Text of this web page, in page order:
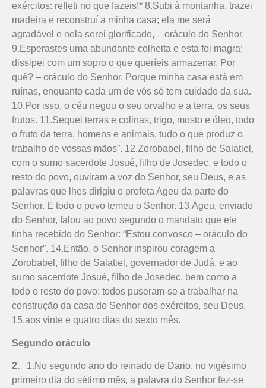
exércitos: refleti no que fazeis!* 8.Subi à montanha, trazei
madeira e reconstruí a minha casa; ela me será
agradável e nela serei glorificado, – oráculo do Senhor.
9.Esperastes uma abundante colheita e esta foi magra;
dissipei com um sopro o que queríeis armazenar. Por
quê? – oráculo do Senhor. Porque minha casa está em
ruínas, enquanto cada um de vós só tem cuidado da sua.
10.Por isso, o céu negou o seu orvalho e a terra, os seus
frutos. 11.Sequei terras e colinas, trigo, mosto e óleo, todo
o fruto da terra, homens e animais, tudo o que produz o
trabalho de vossas mãos”. 12.Zorobabel, filho de Salatiel,
com o sumo sacerdote Josué, filho de Josedec, e todo o
resto do povo, ouviram a voz do Senhor, seu Deus, e as
palavras que lhes dirigiu o profeta Ageu da parte do
Senhor. E todo o povo temeu o Senhor. 13.Ageu, enviado
do Senhor, falou ao povo segundo o mandato que ele
tinha recebido do Senhor: “Estou convosco – oráculo do
Senhor”. 14.Então, o Senhor inspirou coragem a
Zorobabel, filho de Salatiel, governador de Judá, e ao
sumo sacerdote Josué, filho de Josedec, bem como a
todo o resto do povo: todos pu­seram-se a trabalhar na
construção da casa do Senhor dos exércitos, seu Deus,
15.aos vinte e quatro dias do sexto mês.
Segundo oráculo
2. 1.No segundo ano do reinado de Dario, no vigésimo
primeiro dia do sétimo mês, a palavra do Senhor fez-se